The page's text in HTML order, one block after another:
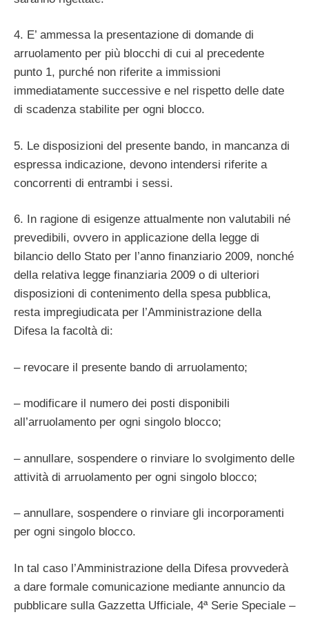
4. E’ ammessa la presentazione di domande di
arruolamento per più blocchi di cui al precedente
punto 1, purché non riferite a immissioni
immediatamente successive e nel rispetto delle date
di scadenza stabilite per ogni blocco.
5. Le disposizioni del presente bando, in mancanza di
espressa indicazione, devono intendersi riferite a
concorrenti di entrambi i sessi.
6. In ragione di esigenze attualmente non valutabili né
prevedibili, ovvero in applicazione della legge di
bilancio dello Stato per l’anno finanziario 2009, nonché
della relativa legge finanziaria 2009 o di ulteriori
disposizioni di contenimento della spesa pubblica,
resta impregiudicata per l’Amministrazione della
Difesa la facoltà di:
– revocare il presente bando di arruolamento;
– modificare il numero dei posti disponibili
all’arruolamento per ogni singolo blocco;
– annullare, sospendere o rinviare lo svolgimento delle
attività di arruolamento per ogni singolo blocco;
– annullare, sospendere o rinviare gli incorporamenti
per ogni singolo blocco.
In tal caso l’Amministrazione della Difesa provvederà
a dare formale comunicazione mediante annuncio da
pubblicare sulla Gazzetta Ufficiale, 4ª Serie Speciale –